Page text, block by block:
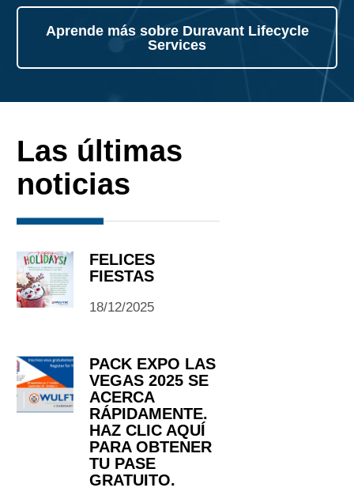
Aprende más sobre Duravant Lifecycle
Services
Las últimas
noticias
FELICES
FIESTAS
18/12/2025
PACK EXPO LAS
VEGAS 2025 SE
ACERCA
RÁPIDAMENTE.
HAZ CLIC AQUÍ
PARA OBTENER
TU PASE
GRATUITO.